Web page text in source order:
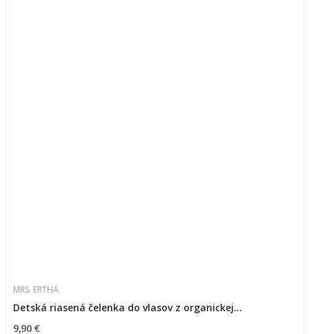
MRS. ERTHA
Detská riasená čelenka do vlasov z organickej...
9,90 €